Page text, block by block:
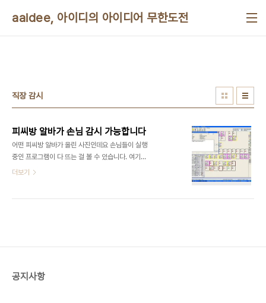
aaidee, 아이디의 아이디어 무한도전
직장 감시
피씨방 알바가 손님 감시 가능합니다
어떤 피씨방 알바가 올린 사진인데요 손님들이 실행
중인 프로그램이 다 뜨는 걸 볼 수 있습니다. 여기서
는 창 제목만 볼 수 있게 되어 있지만 인터넷 접속 기
네요. 단독이라니, 기사화된 적이 없었나요?
더보기
공지사항